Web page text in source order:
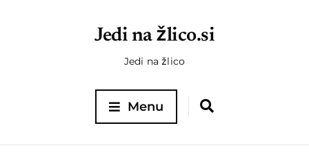
Jedi na žlico.si
Jedi na žlico
Menu